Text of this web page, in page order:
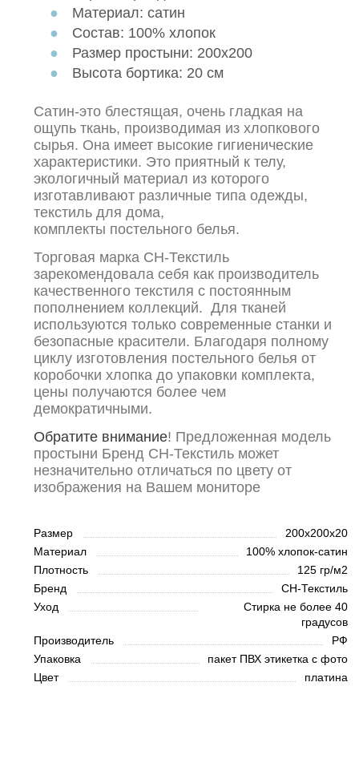
Материал: сатин
Состав: 100% хлопок
Размер простыни: 200х200
Высота бортика: 20 см
Сатин-это блестящая, очень гладкая на
ощупь ткань, производимая из хлопкового
сырья. Она имеет высокие гигиенические
характеристики. Это приятный к телу,
экологичный материал из которого
изготавливают различные типа одежды,
текстиль для дома,
комплекты постельного белья.
Торговая марка СН-Текстиль
зарекомендовала себя как производитель
качественного текстиля с постоянным
пополнением коллекций. Для тканей
используются только современные станки и
безопасные красители. Благодаря полному
циклу изготовления постельного белья от
коробочки хлопка до упаковки комплекта,
цены получаются более чем
демократичными.
Обратите внимание! Предложенная модель
простыни Бренд CН-Текстиль может
незначительно отличаться по цвету от
изображения на Вашем мониторе
Размер
200х200х20
Материал
100% хлопок-сатин
Плотность
125 гр/м2
Бренд
СН-Текстиль
Уход
Стирка не более 40
градусов
Производитель
РФ
Упаковка
пакет ПВХ этикетка с фото
Цвет
платина